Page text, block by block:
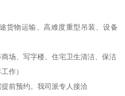
货物运输、高难度重型吊装、设备
场、写字楼、住宅卫生清洁、保洁
作）
前预约。我司派专人接洽